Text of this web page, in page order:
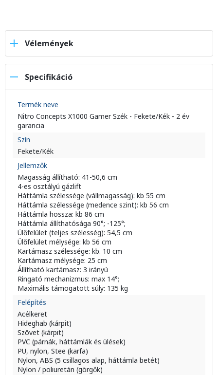
Vélemények
Specifikáció
Termék neve
Nitro Concepts X1000 Gamer Szék - Fekete/Kék - 2 év
garancia
Szín
Fekete/Kék
Jellemzők
Magasság állítható: 41-50,6 cm
4-es osztályú gázlift
Háttámla szélessége (vállmagasság): kb 55 cm
Háttámla szélessége (medence szint): kb 56 cm
Háttámla hossza: kb 86 cm
Háttámla állíthatósága 90°; -125°;
Ülőfelület (teljes szélesség): 54,5 cm
Ülőfelület mélysége: kb 56 cm
Kartámasz szélessége: kb. 10 cm
Kartámasz mélysége: 25 cm
Állítható kartámasz: 3 irányú
Ringató mechanizmus: max 14°;
Maximális támogatott súly: 135 kg
Felépítés
Acélkeret
Hideghab (kárpit)
Szövet (kárpit)
PVC (párnák, háttámlák és ülések)
PU, nylon, Stee (karfa)
Nylon, ABS (5 csillagos alap, háttámla betét)
Nylon / poliuretán (görgők)